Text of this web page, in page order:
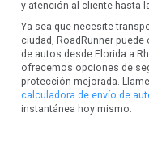
y atención al cliente hasta
Ya sea que necesite
ciudad, RoadRunner
de autos desde Florida a
ofrecemos opciones de
protección mejorada.
calculadora de envío de
instantánea hoy mismo.